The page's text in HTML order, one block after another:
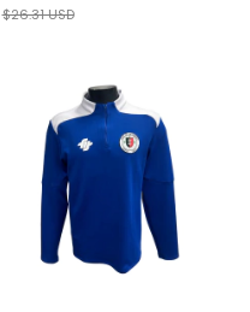
$26.31 USD